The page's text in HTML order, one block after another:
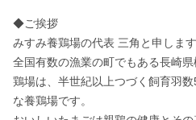
◆ご挨拶
みすみ養鶏場の代表 三角と申します
全国有数の漁業の町でもある長崎
鶏場は、半世紀以上つづく飼育羽
な養鶏場です。